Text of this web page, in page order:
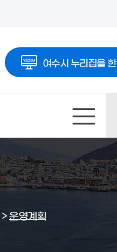
여수시 누리집을
> 운영계획